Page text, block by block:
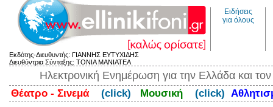
Ειδήσεις
για όλους
Εκδότης-Διευθυντής: ΓΙΑΝΝΗΣ ΕΥΤΥΧΙΔΗΣ
Διευθύντρια Σύνταξης: ΤΟΝΙΑ ΜΑΝΙΑΤΕΑ
Ηλεκτρονική Ενημέρωση για την Ελλάδα και
Θέατρο - Σινεμά (click) Μουσική (click)